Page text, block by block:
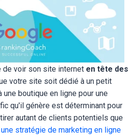
de voir son site internet en tête des
votre site soit dédié à un petit
boutique en ligne pour une
qu'il génère est déterminant pour
autant de clients potentiels que
une stratégie de marketing en ligne